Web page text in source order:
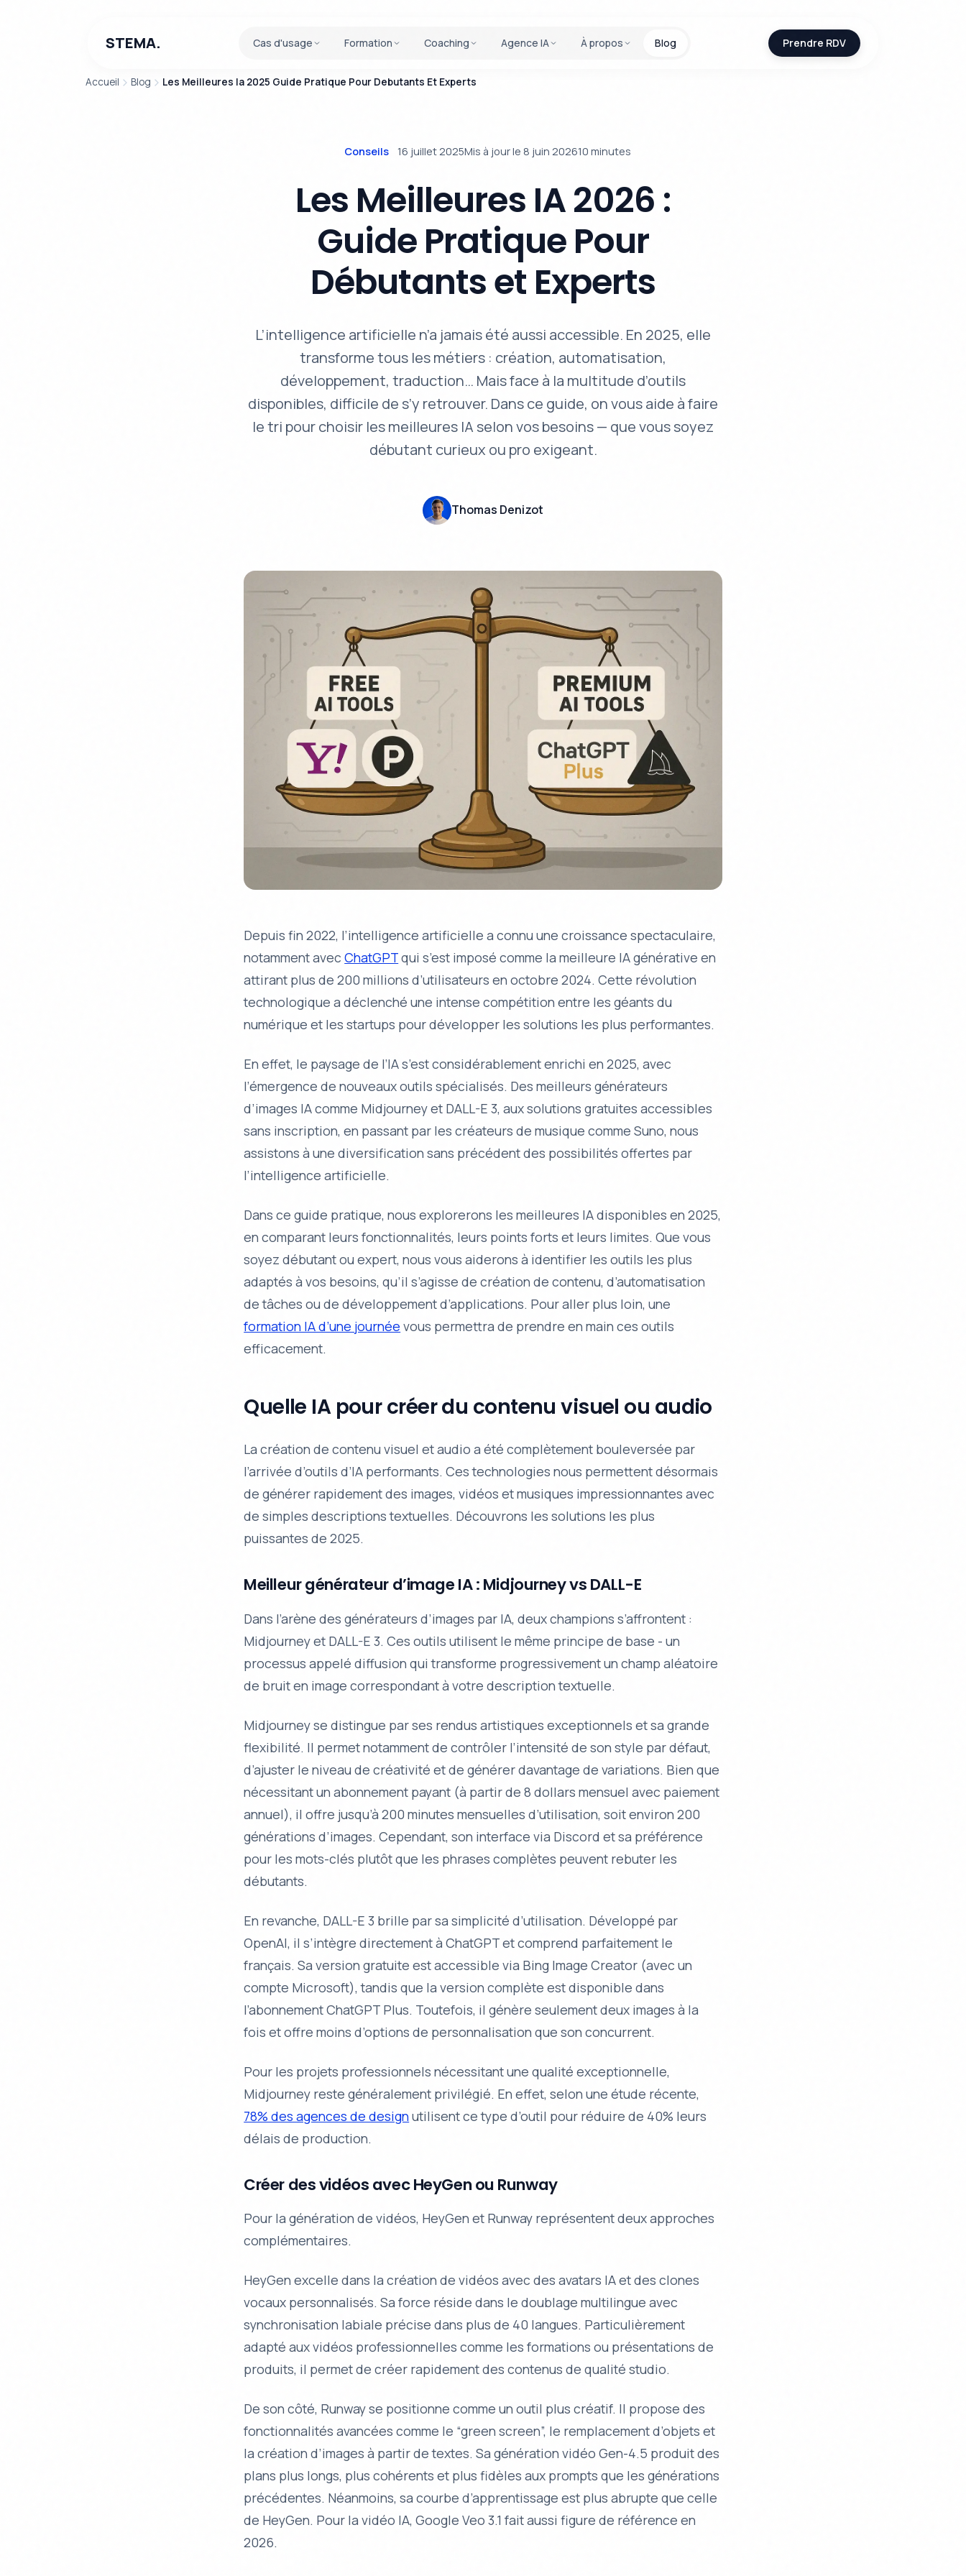
STEMA. Cas d'usage Formation Coaching Agence IA À propos Blog Prendre RDV
Accueil Blog Les Meilleures Ia 2025 Guide Pratique Pour Debutants Et Experts
Conseils 16 juillet 2025Mis à jour le 8 juin 202610 minutes
Les Meilleures IA 2026 :
Guide Pratique Pour
Débutants et Experts
L’intelligence artificielle n’a jamais été aussi accessible. En 2025, elle
transforme tous les métiers : création, automatisation,
développement, traduction… Mais face à la multitude d’outils
disponibles, difficile de s’y retrouver. Dans ce guide, on vous aide à faire
le tri pour choisir les meilleures IA selon vos besoins — que vous soyez
débutant curieux ou pro exigeant.
Thomas Denizot
Depuis fin 2022, l’intelligence artificielle a connu une croissance spectaculaire,
notamment avecChatGPTqui s’est imposé comme la meilleure IA générative en
attirant plus de 200 millions d’utilisateurs en octobre 2024. Cette révolution
technologique a déclenché une intense compétition entre les géants du
numérique et les startups pour développer les solutions les plus performantes.
En effet, le paysage de l’IA s’est considérablement enrichi en 2025, avec
l’émergence de nouveaux outils spécialisés. Des meilleurs générateurs
d’images IA comme Midjourney et DALL-E 3, aux solutions gratuites accessibles
sans inscription, en passant par les créateurs de musique comme Suno, nous
assistons à une diversification sans précédent des possibilités offertes par
l’intelligence artificielle.
Dans ce guide pratique, nous explorerons les meilleures IA disponibles en 2025,
en comparant leurs fonctionnalités, leurs points forts et leurs limites. Que vous
soyez débutant ou expert, nous vous aiderons à identifier les outils les plus
adaptés à vos besoins, qu’il s’agisse de création de contenu, d’automatisation
de tâches ou de développement d’applications. Pour aller plus loin, une
formation IA d’une journée vous permettra de prendre en main ces outils
efficacement.
Quelle IA pour créer du contenu visuel ou audio
La création de contenu visuel et audio a été complètement bouleversée par
l’arrivée d’outils d’IA performants. Ces technologies nous permettent désormais
de générer rapidement des images, vidéos et musiques impressionnantes avec
de simples descriptions textuelles. Découvrons les solutions les plus
puissantes de 2025.
Meilleur générateur d’image IA : Midjourney vs DALL-E
Dans l’arène des générateurs d’images par IA, deux champions s’affrontent :
Midjourney et DALL-E 3. Ces outils utilisent le même principe de base - un
processus appelé diffusion qui transforme progressivement un champ aléatoire
de bruit en image correspondant à votre description textuelle.
Midjourney se distingue par ses rendus artistiques exceptionnels et sa grande
flexibilité. Il permet notamment de contrôler l’intensité de son style par défaut,
d’ajuster le niveau de créativité et de générer davantage de variations. Bien que
nécessitant un abonnement payant (à partir de 8 dollars mensuel avec paiement
annuel), il offre jusqu’à 200 minutes mensuelles d’utilisation, soit environ 200
générations d’images. Cependant, son interface via Discord et sa préférence
pour les mots-clés plutôt que les phrases complètes peuvent rebuter les
débutants.
En revanche, DALL-E 3 brille par sa simplicité d’utilisation. Développé par
OpenAI, il s’intègre directement à ChatGPT et comprend parfaitement le
français. Sa version gratuite est accessible via Bing Image Creator (avec un
compte Microsoft), tandis que la version complète est disponible dans
l’abonnement ChatGPT Plus. Toutefois, il génère seulement deux images à la
fois et offre moins d’options de personnalisation que son concurrent.
Pour les projets professionnels nécessitant une qualité exceptionnelle,
Midjourney reste généralement privilégié. En effet, selon une étude récente,
78% des agences de designutilisent ce type d’outil pour réduire de 40% leurs
délais de production.
Créer des vidéos avec HeyGen ou Runway
Pour la génération de vidéos, HeyGen et Runway représentent deux approches
complémentaires.
HeyGen excelle dans la création de vidéos avec des avatars IA et des clones
vocaux personnalisés. Sa force réside dans le doublage multilingue avec
synchronisation labiale précise dans plus de 40 langues. Particulièrement
adapté aux vidéos professionnelles comme les formations ou présentations de
produits, il permet de créer rapidement des contenus de qualité studio.
De son côté, Runway se positionne comme un outil plus créatif. Il propose des
fonctionnalités avancées comme le “green screen”, le remplacement d’objets et
la création d’images à partir de textes. Sa génération vidéo Gen-4.5 produit des
plans plus longs, plus cohérents et plus fidèles aux prompts que les générations
précédentes. Néanmoins, sa courbe d’apprentissage est plus abrupte que celle
de HeyGen. Pour la vidéo IA, Google Veo 3.1 fait aussi figure de référence en
2026.